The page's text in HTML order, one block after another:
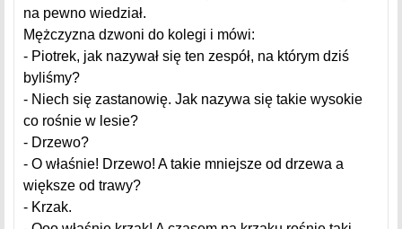
na pewno wiedział.
Mężczyzna dzwoni do kolegi i mówi:
- Piotrek, jak nazywał się ten zespół, na którym dziś
byliśmy?
- Niech się zastanowię. Jak nazywa się takie wysokie
co rośnie w lesie?
- Drzewo?
- O właśnie! Drzewo! A takie mniejsze od drzewa a
większe od trawy?
- Krzak.